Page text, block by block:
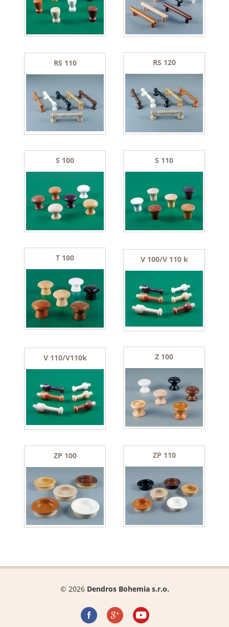
RS 110 RS 120
S 100 S 110
T 100 V 100/V 110 k
V 110/V110k Z 100
ZP 100 ZP 110
© 2026 Dendros Bohemia s.r.o.